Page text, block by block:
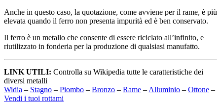
Anche in questo caso, la quotazione, come avviene per il rame, è più
elevata quando il ferro non presenta impurità ed è ben conservato.
Il ferro è un metallo che consente di essere riciclato all’infinito, e
riutilizzato in fonderia per la produzione di qualsiasi manufatto.
LINK UTILI: Controlla su Wikipedia tutte le caratteristiche dei
diversi metalli
Widia – Stagno – Piombo – Bronzo – Rame – Alluminio – Ottone –
Vendi i tuoi rottami